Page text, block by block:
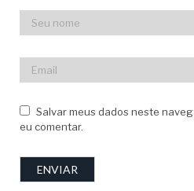
Salvar meus dados neste
eu comentar.